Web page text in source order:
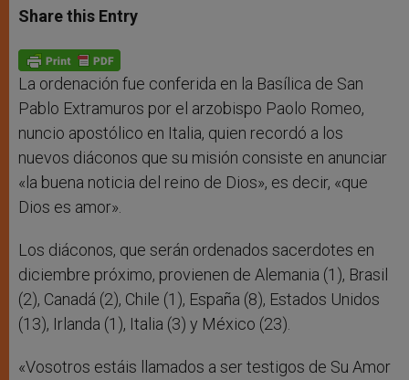
t
s
p
p
s
e
g
e
r
e
b
o
k
Share this Entry
La ordenación fue conferida en la Basílica de San
Pablo Extramuros por el arzobispo Paolo Romeo,
nuncio apostólico en Italia, quien recordó a los
nuevos diáconos que su misión consiste en anunciar
«la buena noticia del reino de Dios», es decir, «que
Dios es amor».
Los diáconos, que serán ordenados sacerdotes en
diciembre próximo, provienen de Alemania (1), Brasil
(2), Canadá (2), Chile (1), España (8), Estados Unidos
(13), Irlanda (1), Italia (3) y México (23).
«Vosotros estáis llamados a ser testigos de Su Amor